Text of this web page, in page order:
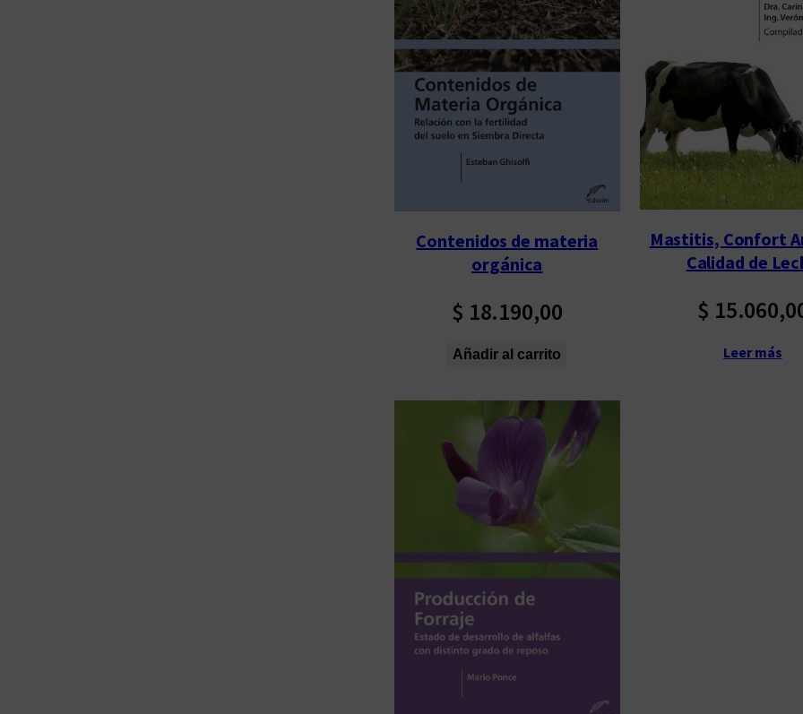
Contenidos de materia
orgánica
$ 18.190,00
Añadir al carrito
Mastitis, Confort
Calidad de
$
Leer más